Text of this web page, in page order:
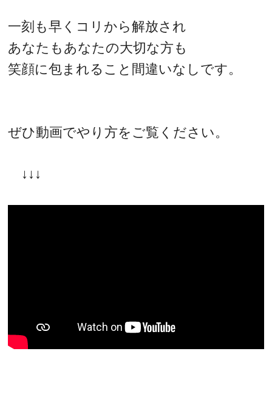
一刻も早くコリから解放され
あなたもあなたの大切な方も
笑顔に包まれること間違いなしです。
ぜひ動画でやり方をご覧ください。
↓↓↓